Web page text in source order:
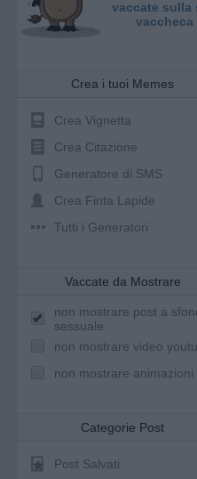
vaccate sulla
vaccheca
Crea i tuoi Memes
Crea Vignetta
Crea Citazione
Generatore di SMS
Crea Finta Lapide
Tutti i Generatori
Vaccate da Mostrare
non mostrare post a
sessuale
non mostrare video
non mostrare animazioni
Categorie Post
Post Salvati